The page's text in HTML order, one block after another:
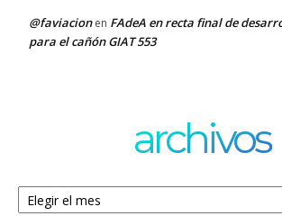
@faviacionen FAdeA en recta final de
para el cañón GIAT 553
archivos
Archivos